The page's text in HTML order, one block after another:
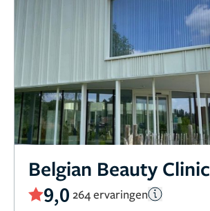
Belgian Beauty Clinic
9,0 264 ervaringen